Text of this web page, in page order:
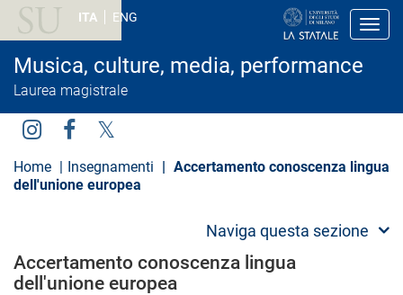
l
c
Musica, culture, media, performance
Laurea magistrale
ITA ENG
Social
Menu
Home Insegnamenti
Accertamento conoscenza lingua
dell'unione europea
Naviga questa sezione
Accertamento conoscenza lingua
dell'unione europea